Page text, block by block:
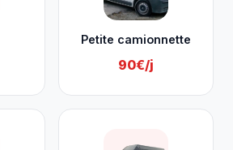
Petite camionnette
90€/j